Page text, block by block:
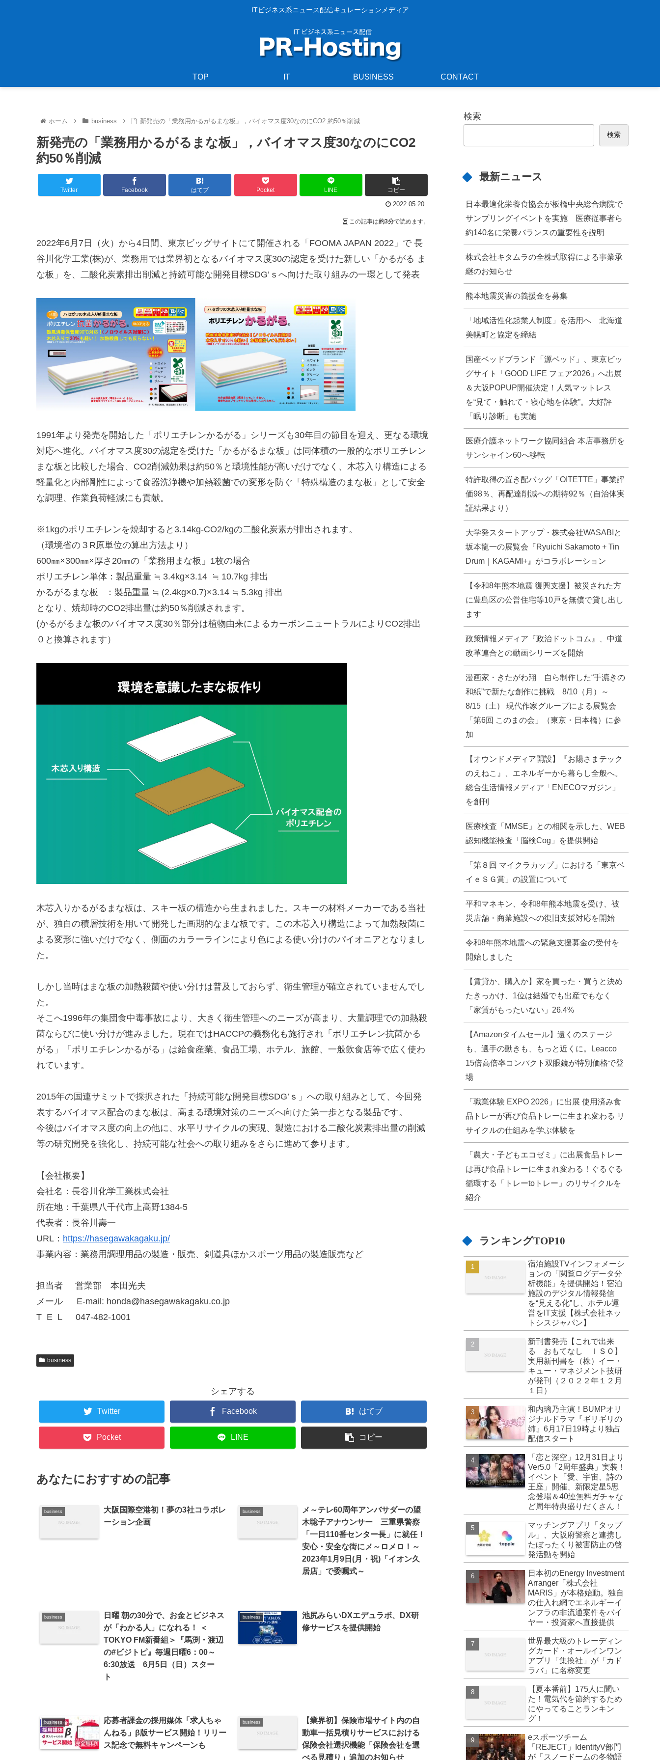
ITビジネス系ニュース配信キュレーションメディア
TOP IT BUSINESS CONTACT
ホーム business 新発売の「業務用かるがるまな板」，バイオマス度30なのにCO2 約50％削減
新発売の「業務用かるがるまな板」，バイオマス度30なのにCO2
約50％削減
Twitter Facebook はてブ Pocket LINE コピー
2022.05.20
この記事は約3分で読めます。
2022年6月7日（火）から4日間、東京ビッグサイトにて開催される「FOOMA JAPAN 2022」で 長
谷川化学工業(株)が、業務用では業界初となるバイオマス度30の認定を受けた新しい「かるがる ま
な板」を、二酸化炭素排出削減と持続可能な開発目標SDG’ｓへ向けた取り組みの一環として発表
1991年より発売を開始した「ポリエチレンかるがる」シリーズも30年目の節目を迎え、更なる環境
対応へ進化。バイオマス度30の認定を受けた「かるがるまな板」は同体積の一般的なポリエチレン
まな板と比較した場合、CO2削減効果は約50％と環境性能が高いだけでなく、木芯入り構造による
軽量化と内部剛性によって食器洗浄機や加熱殺菌での変形を防ぐ「特殊構造のまな板」として安全
な調理、作業負荷軽減にも貢献。
※1kgのポリエチレンを焼却すると3.14kg-CO2/kgの二酸化炭素が排出されます。
（環境省の３R原単位の算出方法より）
600㎜×300㎜×厚さ20㎜の「業務用まな板」1枚の場合
ポリエチレン単体：製品重量 ≒ 3.4kg×3.14 ≒ 10.7kg 排出
かるがるまな板 ：製品重量 ≒ (2.4kg×0.7)×3.14 ≒ 5.3kg 排出
となり、焼却時のCO2排出量は約50％削減されます。
(かるがるまな板のバイオマス度30％部分は植物由来によるカーボンニュートラルによりCO2排出
０と換算されます）
木芯入りかるがるまな板は、スキー板の構造から生まれました。スキーの材料メーカーである当社
が、独自の積層技術を用いて開発した画期的なまな板です。この木芯入り構造によって加熱殺菌に
よる変形に強いだけでなく、側面のカラーラインにより色による使い分けのパイオニアとなりまし
た。
しかし当時はまな板の加熱殺菌や使い分けは普及しておらず、衛生管理が確立されていませんでし
た。
そこへ1996年の集団食中毒事故により、大きく衛生管理へのニーズが高まり、大量調理での加熱殺
菌ならびに使い分けが進みました。現在ではHACCPの義務化も施行され「ポリエチレン抗菌かる
がる」「ポリエチレンかるがる」は給食産業、食品工場、ホテル、旅館、一般飲食店等で広く使わ
れています。
2015年の国連サミットで採択された「持続可能な開発目標SDG’ｓ」への取り組みとして、今回発
表するバイオマス配合のまな板は、高まる環境対策のニーズへ向けた第一歩となる製品です。
今後はバイオマス度の向上の他に、水平リサイクルの実現、製造における二酸化炭素排出量の削減
等の研究開発を強化し、持続可能な社会への取り組みをさらに進めて参ります。
【会社概要】
会社名：長谷川化学工業株式会社
所在地：千葉県八千代市上高野1384-5
代表者：長谷川壽一
URL： https://hasegawakagaku.jp/
事業内容：業務用調理用品の製造・販売、剣道具ほかスポーツ用品の製造販売など
担当者 営業部 本田光夫
メール E-mail: honda@hasegawakagaku.co.jp
T E L 047-482-1001
business
シェアする
Twitter Facebook はてブ
Pocket LINE コピー
あなたにおすすめの記事
business
大阪国際空港初！夢の3社コラボレ
ーション企画
business
メ～テレ60周年アンバサダーの望
木聡子アナウンサー 三重県警察
「一日110番センター長」に就任！
安心・安全な街にメ～ロメロ！～
2023年1月9日(月・祝)「イオン久
居店」で委嘱式～
business
日曜 朝の30分で、お金とビジネス
が「わかる人」になれる！ ＜
TOKYO FM新番組＞『馬渕・渡辺
の#ビジトピ』毎週日曜6：00～
6:30放送 6月5日（日）スター
ト
business
池尻みらいDXエデュラボ、DX研
修サービスを提供開始
business
応募者課金の採用媒体「求人ちゃ
んねる」β版サービス開始！リリー
ス記念で無料キャンペーンも
business
【業界初】保険市場サイト内の自
動車一括見積りサービスにおける
保険会社選択機能「保険会社を選
べる見積り」追加のお知らせ
検索
検索
最新ニュース
日本最適化栄養食協会が板橋中央総合病院で
サンプリングイベントを実施 医療従事者ら
約140名に栄養バランスの重要性を説明
株式会社キタムラの全株式取得による事業承
継のお知らせ
熊本地震災害の義援金を募集
「地域活性化起業人制度」を活用へ 北海道
美幌町と協定を締結
国産ベッドブランド「源ベッド」、東京ビッ
グサイト「GOOD LIFE フェア2026」へ出展
＆大阪POPUP開催決定！人気マットレス
を“見て・触れて・寝心地を体験”。大好評
「眠り診断」も実施
医療介護ネットワーク協同組合 本店事務所を
サンシャイン60へ移転
特許取得の置き配バッグ「OITETTE」事業評
価98％、再配達削減への期待92％（自治体実
証結果より）
大学発スタートアップ・株式会社WASABIと
坂本龍一の展覧会『Ryuichi Sakamoto + Tin
Drum｜KAGAMI+』がコラボレーション
【令和8年熊本地震 復興支援】被災された方
に豊島区の公営住宅等10戸を無償で貸し出し
ます
政策情報メディア『政治ドットコム』、中道
改革連合との動画シリーズを開始
漫画家・きたがわ翔 自ら制作した“手漉きの
和紙”で新たな創作に挑戦 8/10（月）～
8/15（土） 現代作家グループによる展覧会
「第6回 このまの会」（東京・日本橋）に参
加
【オウンドメディア開設】『お陽さまテック
のえねこ』、エネルギーから暮らし全般へ。
総合生活情報メディア「ENECOマガジン」
を創刊
医療検査「MMSE」との相関を示した、WEB
認知機能検査「脳検Cog」を提供開始
「第８回 マイクラカップ」における「東京ベ
イｅＳＧ賞」の設置について
平和マネキン、令和8年熊本地震を受け、被
災店舗・商業施設への復旧支援対応を開始
令和8年熊本地震への緊急支援募金の受付を
開始しました
【賃貸か、購入か】家を買った・買うと決め
たきっかけ、1位は結婚でも出産でもなく
「家賃がもったいない」26.4%
【Amazonタイムセール】遠くのステージ
も、選手の動きも、もっと近くに。Leacco
15倍高倍率コンパクト双眼鏡が特別価格で登
場
「職業体験 EXPO 2026」に出展 使用済み食
品トレーが再び食品トレーに生まれ変わる リ
サイクルの仕組みを学ぶ体験を
「農大・子どもエコゼミ」に出展食品トレー
は再び食品トレーに生まれ変わる！ぐるぐる
循環する「トレーtoトレー」のリサイクルを
紹介
ランキングTOP10
宿泊施設TVインフォメーシ
ョンの「閲覧ログデータ分
析機能」を提供開始！宿泊
施設のデジタル情報発信
を“見える化”し、ホテル運
営をIT支援【株式会社ネッ
トシスジャパン】
新刊書発売【これで出来
る おもてなし ＩＳＯ】
実用新刊書を（株）イー・
キュー・マネジメント技研
が発刊（２０２２年１２月
１日）
和内璃乃主演！BUMPオリ
ジナルドラマ『ギリギリの
姉』6月17日19時より独占
配信スタート
「恋と深空」12月31日より
Ver5.0「2周年盛典」実装！
イベント「愛、宇宙、詩の
王座」開催、新限定星5思
念登場＆40連無料ガチャな
ど周年特典盛りだくさん！
マッチングアプリ「タップ
ル」、大阪府警察と連携し
たぼったくり被害防止の啓
発活動を開始
日本初のEnergy Investment
Arranger「株式会社
MARIS」が本格始動。独自
の仕入れ網でエネルギーイ
ンフラの非流通案件をバイ
ヤー・投資家へ直接提供
世界最大級のトレーディン
グカード・オールインワン
アプリ「集換社」が「カド
ラバ」に名称変更
【夏本番前】175人に聞い
た！電気代を節約するため
にやってることランキン
グ！
eスポーツチーム
「REJECT」IdentityV部門
が「スノードームの冬物語